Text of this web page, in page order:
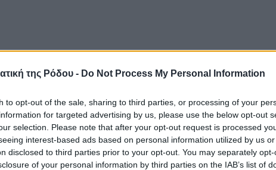
της Ρόδου - Do Not Process My Personal Information
to opt-out of the sale, sharing to third parties, or processing of your
for targeted advertising by us, please use the below opt-out
selection. Please note that after your opt-out request is processed
interest-based ads based on personal information utilized by us
disclosed to third parties prior to your opt-out. You may separately
of your personal information by third parties on the IAB’s list of